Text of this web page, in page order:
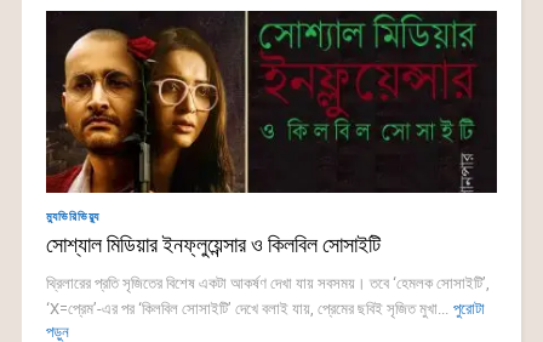
ম্যুভিরিভিয়্যু
সোশ্যাল মিডিয়ার ইনফ্লুয়েন্সার ও কিলবিল সোসাইটি
থ্রিলারের প্রতি সৃজিতের বিশেষ একটা আকর্ষণ দেখা যায় সবসময়। তবে ‘হেমলক সোসাইটি’,
‘X=প্রেম’-এর পর ‘কিলবিল সোসাইটি’ দেখে বলাই যায়, প্রেমের ছবিই সৃজিত মুখা... পুরোটা
পড়ুন